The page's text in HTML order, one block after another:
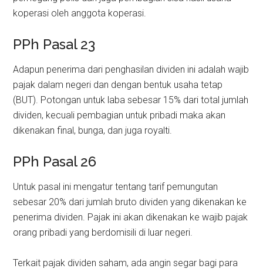
koperasi oleh anggota koperasi.
PPh Pasal 23
Adapun penerima dari penghasilan dividen ini adalah wajib
pajak dalam negeri dan dengan bentuk usaha tetap
(BUT). Potongan untuk laba sebesar 15% dari total jumlah
dividen, kecuali pembagian untuk pribadi maka akan
dikenakan final, bunga, dan juga royalti.
PPh Pasal 26
Untuk pasal ini mengatur tentang tarif pemungutan
sebesar 20% dari jumlah bruto dividen yang dikenakan ke
penerima dividen. Pajak ini akan dikenakan ke wajib pajak
orang pribadi yang berdomisili di luar negeri.
Terkait pajak dividen saham, ada angin segar bagi para